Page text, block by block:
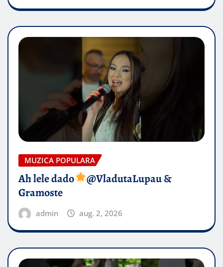
MUZICA POPULARA
Ah lele dado​
@VladutaLupau &
Gramoste
admin aug. 2, 2026